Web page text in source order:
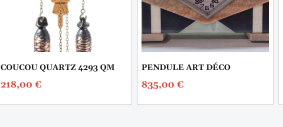
COUCOU QUARTZ 4293 QM
218,00 €
PENDULE ART DÉCO
835,00 €